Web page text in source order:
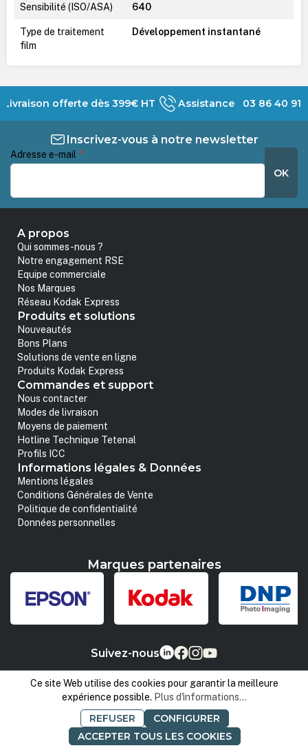
Sensibilité (ISO/ASA) 640
Type de traitement
film
Développement instantané
Livraison offerte dès 399€ HT Assistance 03 86 40 91
Inscrivez-vous à notre newsletter
Adresse e-mail *
OK
A propos
Qui sommes-nous ?
Notre engagement RSE
Equipe commerciale
Nos Marques
Réseau Kodak Express
Produits et solutions
Nouveautés
Bons Plans
Solutions de vente en ligne
Produits Kodak Express
Commandes et support
Nous contacter
Modes de livraison
Moyens de paiement
Hotline Technique Tetenal
Profils ICC
Informations légales & Données
Mentions légales
Conditions Générales de Vente
Politique de confidentialité
Données personnelles
Marques partenaires
Suivez-nous
Ce site Web utilise des cookies pour garantir la meilleure
expérience possible. Plus d'informations...
REFUSER
CONFIGURER
ACCEPTER TOUS LES COOKIES